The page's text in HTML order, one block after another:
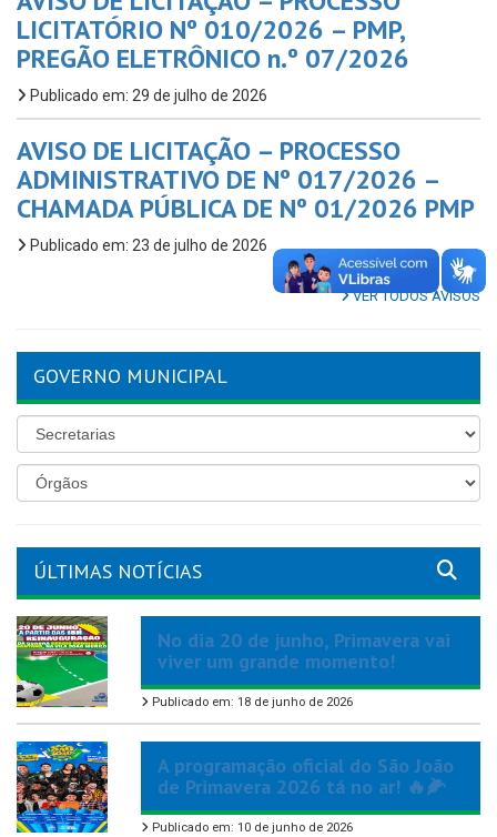
LICITATÓRIO Nº 010/2026 – PMP,
PREGÃO ELETRÔNICO n.º 07/2026
Publicado em: 29 de julho de 2026
AVISO DE LICITAÇÃO – PROCESSO
ADMINISTRATIVO DE Nº 017/2026 –
CHAMADA PÚBLICA DE Nº 01/2026 PMP
Publicado em: 23 de julho de 2026
VER TODOS AVISOS
GOVERNO MUNICIPAL
ÚLTIMAS NOTÍCIAS
No dia 20 de junho, Primavera vai
viver um grande momento!
Publicado em: 18 de junho de 2026
A programação oficial do São João
de Primavera 2026 tá no ar! 🔥🌽
Publicado em: 10 de junho de 2026